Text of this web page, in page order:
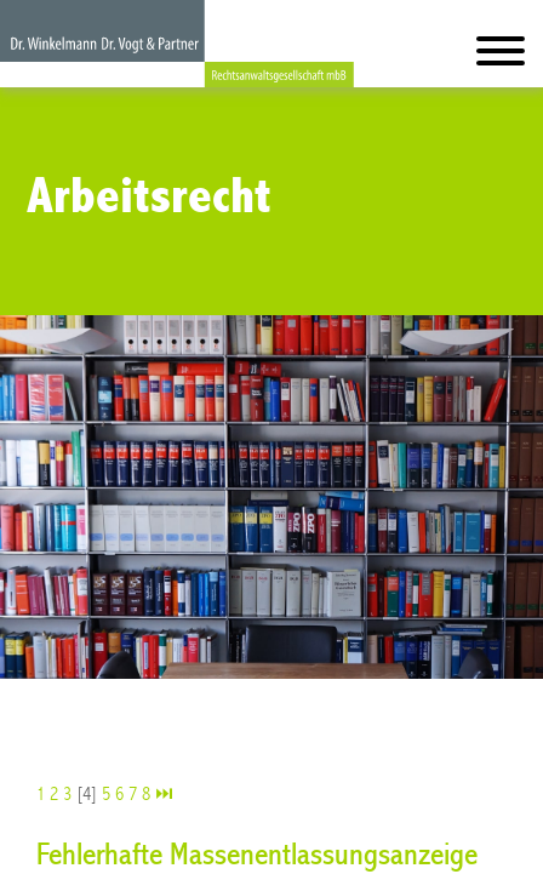
Arbeitsrecht
1 2 3 [4] 5 6 7 8 ⏭
Fehlerhafte Massenentlassungsanzeige